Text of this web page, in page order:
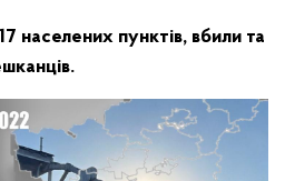
населених пунктів, вбили та